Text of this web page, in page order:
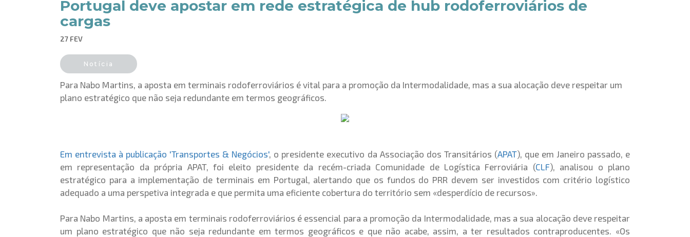
Portugal deve apostar em rede estratégica de hub rodoferroviários de
cargas
27 FEV
Notícia
Para Nabo Martins, a aposta em terminais rodoferroviários é vital para a promoção da Intermodalidade, mas a sua alocação deve respeitar um
plano estratégico que não seja redundante em termos geográficos.
Em entrevista à publicação 'Transportes & Negócios', o presidente executivo da Associação dos Transitários (APAT), que em Janeiro passado, e
em representação da própria APAT, foi eleito presidente da recém-criada Comunidade de Logística Ferroviária (CLF), analisou o plano
estratégico para a implementação de terminais em Portugal, alertando que os fundos do PRR devem ser investidos com critério logístico
adequado a uma perspetiva integrada e que permita uma eficiente cobertura do território sem «desperdício de recursos».
Para Nabo Martins, a aposta em terminais rodoferroviários é essencial para a promoção da Intermodalidade, mas a sua alocação deve respeitar
um plano estratégico que não seja redundante em termos geográficos e que não acabe, assim, a ter resultados contraproducentes. «Os